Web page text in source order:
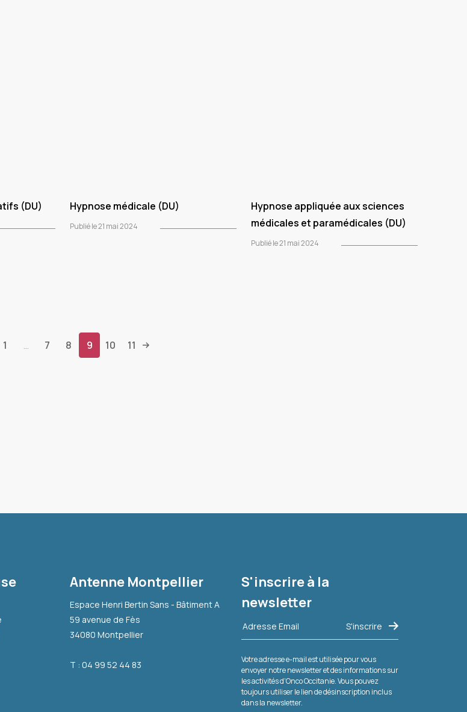
(DU) Hypnose médicale (DU)
Publié le 21 mai 2024
Hypnose appliquée aux sciences
médicales et paramédicales (DU)
Publié le 21 mai 2024
1 7 8 9 10 11
Antenne Montpellier
Espace Henri Bertin Sans - Bâtiment A
59 avenue de Fès
34080 Montpellier
T : 04 99 52 44 83
S'inscrire à la
newsletter
Votre adresse e-mail est utilisée pour vous
envoyer notre newsletter et des informations sur
les activités d'Onco Occitanie. Vous pouvez
toujours utiliser le lien de désinscription inclus
dans la newsletter.